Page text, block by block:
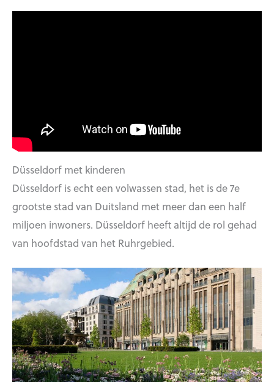
Düsseldorf met kinderen
Düsseldorf is echt een volwassen stad, het is de 7e
grootste stad van Duitsland met meer dan een half
miljoen inwoners. Düsseldorf heeft altijd de rol gehad
van hoofdstad van het Ruhrgebied.